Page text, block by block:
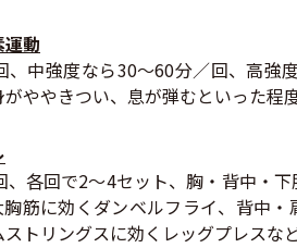
運動
、中強度なら30〜60分／回、高強
ややきつい、息が弾むといった程度
、各回で2〜4セット、胸・背中・
胸筋に効くダンベルフライ、背中
トリングスに効くレッグプレスな